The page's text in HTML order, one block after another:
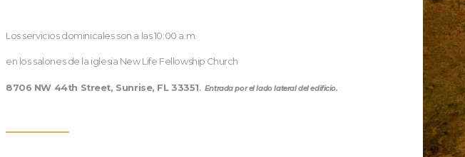
Los servicios dominicales son a las 10:00 a.m.
en los salones de la iglesia New Life Fellowship Church
8706 NW 44th Street, Sunrise, FL 33351. Entrada por el lado lateral del edificio.